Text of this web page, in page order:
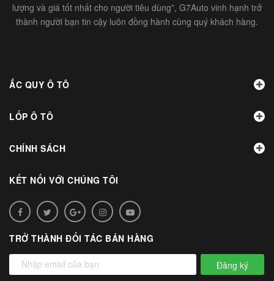
lượng và giá tốt nhất cho người tiêu dùng”, G7Auto vinh hạnh trở
thành người bạn tin cậy luôn đồng hành cùng quý khách hàng.
ẮC QUY Ô TÔ
LỐP Ô TÔ
CHÍNH SÁCH
KẾT NỐI VỚI CHÚNG TÔI
TRỞ THÀNH ĐỐI TÁC BÁN HÀNG
Đăng ký